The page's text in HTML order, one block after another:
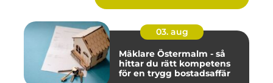
03. aug
Mäklare Östermalm - så
hittar du rätt kompetens
för en trygg bostadsaffär